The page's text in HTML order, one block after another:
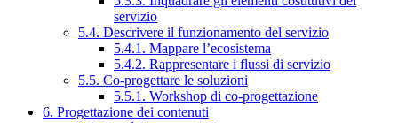
servizio
5.4. Descrivere il funzionamento del servizio
5.4.1. Mappare l’ecosistema
5.4.2. Rappresentare i flussi di servizio
5.5. Co-progettare le soluzioni
5.5.1. Workshop di co-progettazione
6. Progettazione dei contenuti